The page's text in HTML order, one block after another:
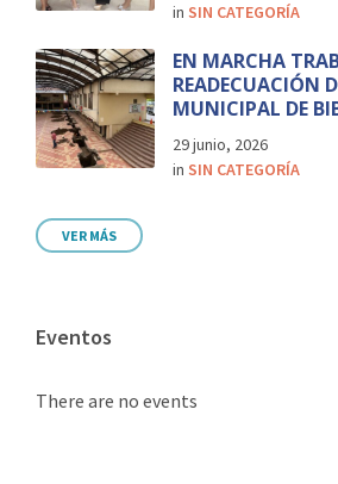
in SIN CATEGORÍA
EN MARCHA
READECUACIÓN
MUNICIPAL DE
29 junio, 2026
in SIN CATEGORÍA
VER MÁS
Eventos
There are no events